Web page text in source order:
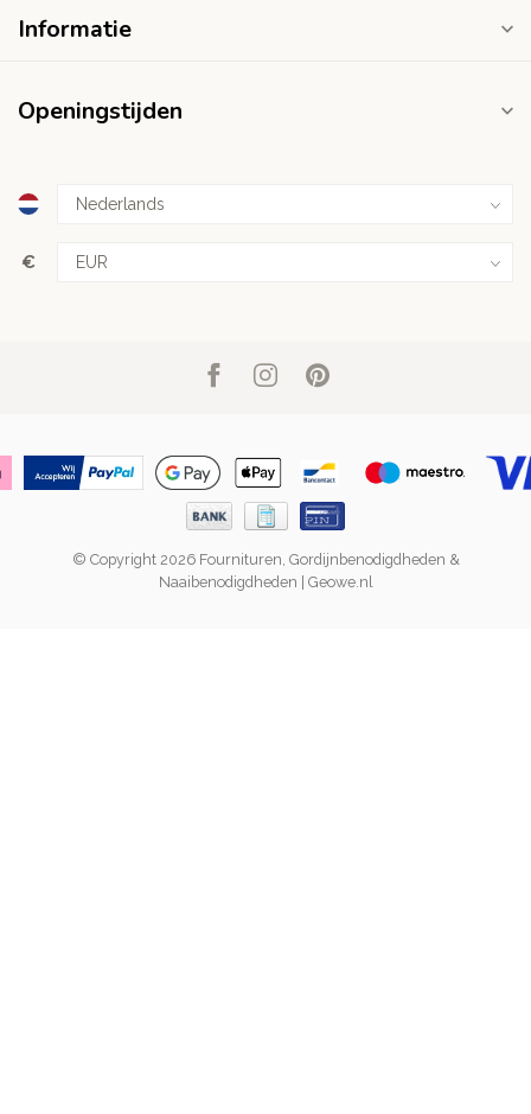
Informatie
Openingstijden
€
© Copyright 2026 Fournituren, Gordijnbenodigdheden &
Naaibenodigdheden | Geowe.nl